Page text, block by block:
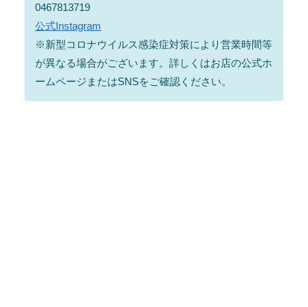
0467813719
公式Instagram
※新型コロナウイルス感染症対策により営業時間等
が異なる場合がございます。詳しくはお店の公式ホ
ームページまたはSNSをご確認ください。